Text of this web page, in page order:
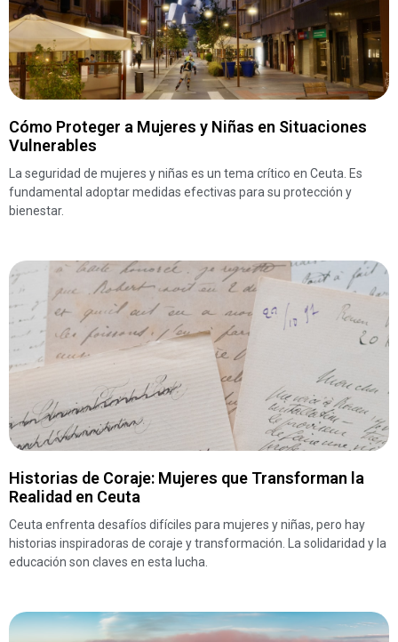
Cómo Proteger a Mujeres y Niñas en Situaciones
Vulnerables
La seguridad de mujeres y niñas es un tema crítico en Ceuta. Es
fundamental adoptar medidas efectivas para su protección y
bienestar.
Historias de Coraje: Mujeres que Transforman la
Realidad en Ceuta
Ceuta enfrenta desafíos difíciles para mujeres y niñas, pero hay
historias inspiradoras de coraje y transformación. La solidaridad y la
educación son claves en esta lucha.